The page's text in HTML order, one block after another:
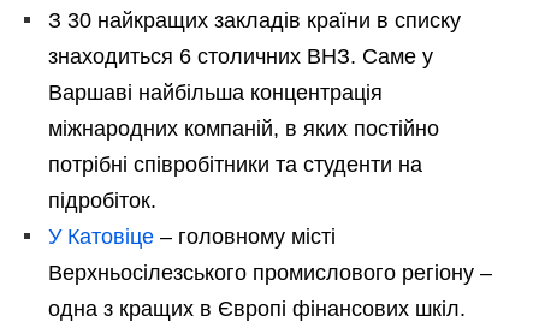
З 30 найкращих закладів країни в списку
знаходиться 6 столичних ВНЗ. Саме у
Варшаві найбільша концентрація
міжнародних компаній, в яких постійно
потрібні співробітники та студенти на
підробіток.
У Катовіце – головному місті
Верхньосілезського промислового регіону –
одна з кращих в Європі фінансових шкіл.